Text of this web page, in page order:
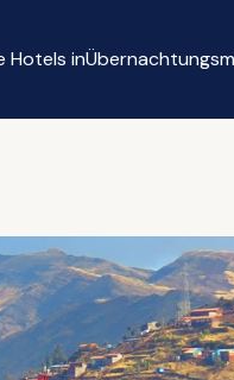
Hotels in